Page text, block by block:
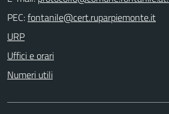
PEC:
URP
Uffici e orari
Numeri utili